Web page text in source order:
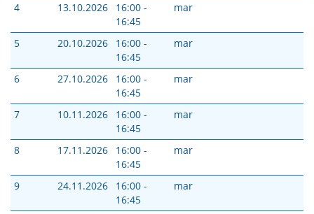
4 13.10.2026
16:00 -
16:45
mar
5 20.10.2026
16:00 -
16:45
mar
6 27.10.2026
16:00 -
16:45
mar
7 10.11.2026
16:00 -
16:45
mar
8 17.11.2026
16:00 -
16:45
mar
9 24.11.2026
16:00 -
16:45
mar